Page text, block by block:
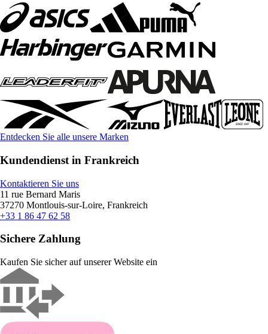
Entdecken Sie alle unsere Marken
Kundendienst in Frankreich
Kontaktieren Sie uns
11 rue Bernard Maris
37270 Montlouis-sur-Loire, Frankreich
+33 1 86 47 62 58
Sichere Zahlung
Kaufen Sie sicher auf unserer Website ein